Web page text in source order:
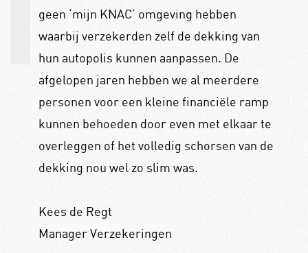
geen ‘mijn KNAC’ omgeving hebben
waarbij verzekerden zelf de dekking van
hun autopolis kunnen aanpassen. De
afgelopen jaren hebben we al meerdere
personen voor een kleine financiële ramp
kunnen behoeden door even met elkaar te
overleggen of het volledig schorsen van de
dekking nou wel zo slim was.
Kees de Regt
Manager Verzekeringen